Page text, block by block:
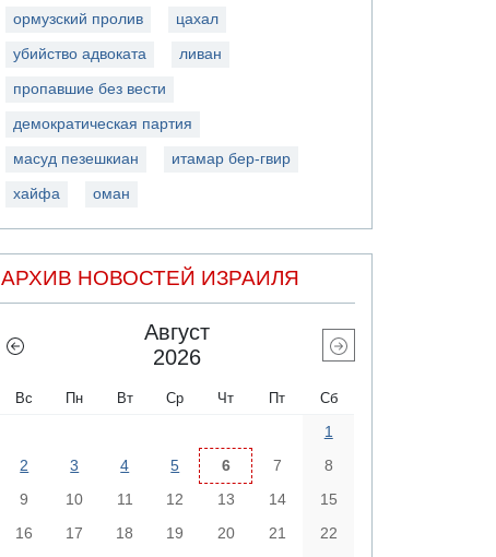
ормузский пролив цахал
убийство адвоката ливан
пропавшие без вести
демократическая партия
масуд пезешкиан итамар бер-гвир
хайфа оман
АРХИВ НОВОСТЕЙ ИЗРАИЛЯ
Август
2026
Вс Пн Вт Ср Чт Пт Сб
1
2
3 4 5 6 7
8
9
10 11 12 13 14
15
16
17 18 19 20 21 22